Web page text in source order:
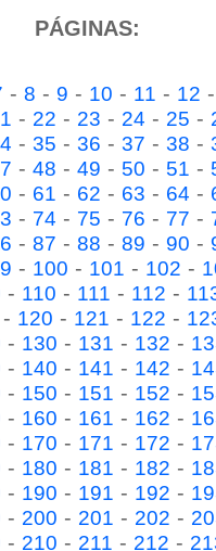
PÁGINAS:
- 8 - 9 - 10 - 11 - 12
- 22 - 23 - 24 - 25 -
- 35 - 36 - 37 - 38 -
- 48 - 49 - 50 - 51 -
- 61 - 62 - 63 - 64 -
- 74 - 75 - 76 - 77 -
- 87 - 88 - 89 - 90 -
- 100 - 101 - 102 -
- 110 - 111 - 112 -
- 120 - 121 - 122 -
- 130 - 131 - 132 -
- 140 - 141 - 142 -
- 150 - 151 - 152 -
- 160 - 161 - 162 -
- 170 - 171 - 172 -
- 180 - 181 - 182 -
- 190 - 191 - 192 -
- 200 - 201 - 202 -
- 210 - 211 - 212 -